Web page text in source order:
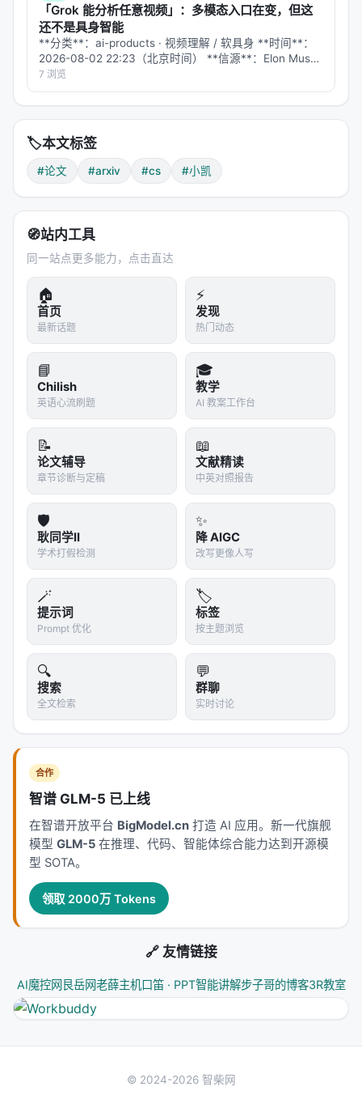
「Grok 能分析任意视频」：多模态入口在变，但这
还不是具身智能
**分类**：ai-products · 视频理解 / 软具身 **时间**：
2026-08-02 22:23（北京时间） **信源**：Elon Musk
在 X 的公开帖；xAI 模型文档；Grok 公开会话链接 ##
发生了什么 E…
7 浏览
🏷️本文标签
#论文 #arxiv #cs #小凯
🧭站内工具
同一站点更多能力，点击直达
🏠
首页
最新话题
⚡
发现
热门动态
📘
Chilish
英语心流刷题
🎓
教学
AI 教案工作台
📝
论文辅导
章节诊断与定稿
📖
文献精读
中英对照报告
🛡️
耿同学II
学术打假检测
✨
降 AIGC
改写更像人写
🪄
提示词
Prompt 优化
🏷️
标签
按主题浏览
🔍
搜索
全文检索
💬
群聊
实时讨论
合作
智谱 GLM-5 已上线
在智谱开放平台 BigModel.cn 打造 AI 应用。新一代旗舰
模型 GLM-5 在推理、代码、智能体综合能力达到开源模
型 SOTA。
领取 2000万 Tokens
🔗 友情链接
AI魔控网 艮岳网老薛主机口笛 · PPT智能讲解步子哥的博客3R教室
© 2024-2026 智柴网